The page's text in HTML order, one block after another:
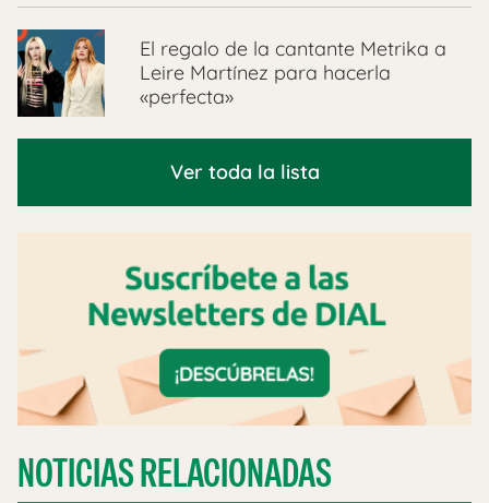
El regalo de la cantante Metrika a
Leire Martínez para hacerla
«perfecta»
Ver toda la lista
NOTICIAS RELACIONADAS